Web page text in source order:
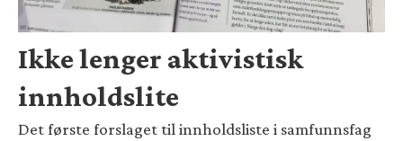
Ikke lenger aktivistisk
innholdslite
Det første forslaget til innholdsliste i samfunnsfag